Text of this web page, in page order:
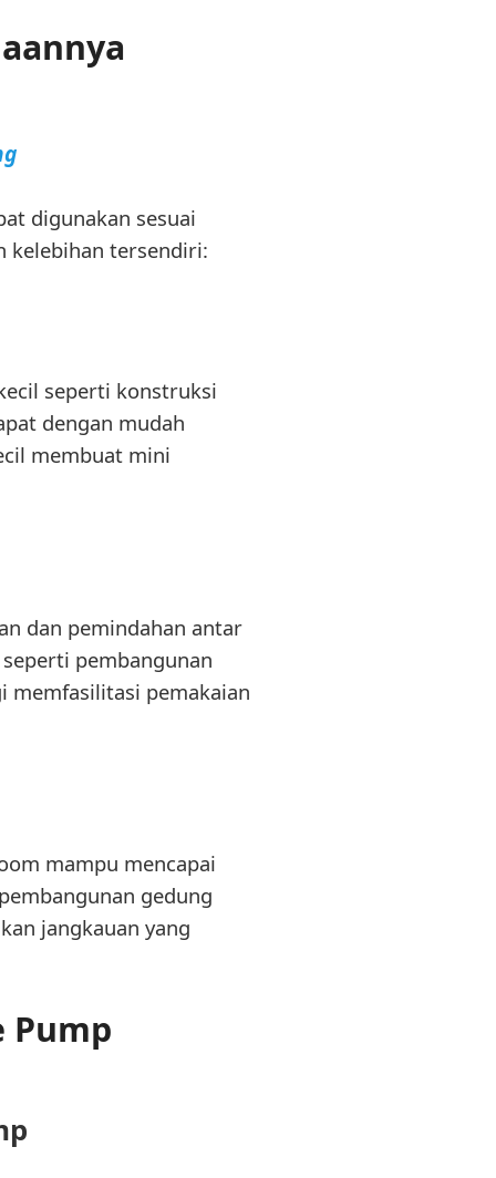
digunakan sesuai
kelebihan tersendiri:
seperti konstruksi
dengan mudah
membuat mini
dan pemindahan antar
pembangunan
memfasilitasi pemakaian
mampu mencapai
gedung
jangkauan yang
Pump